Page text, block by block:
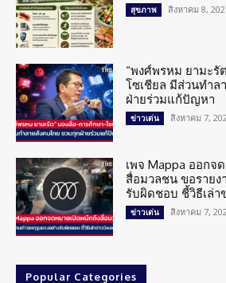
สุขภาพ สิงหาคม 8,
“พงศ์พรหม ยามะรั
โซเชียล มีส่วนทำ
ฝ่ายร่วมแก้ปัญหา
ข่าวเด่น สิงหาคม 7,
เพจ Mappa ออกจ
สื่อมวลชน ขอรายง
รับผิดชอบ ชี้วิธีเล่
ข่าวเด่น สิงหาคม 7,
Popular Categories